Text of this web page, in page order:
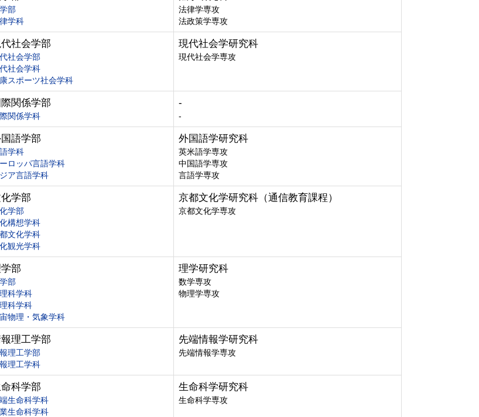
部
学科
法律学専攻
法政策学専攻
社会学部
社会学部
社会学科
スポーツ社会学科
現代社会学研究科
現代社会学専攻
際関係学部
関係学科
-
-
語学部
学科
ロッパ言語学科
ア言語学科
外国語学研究科
英米語学専攻
中国語学専攻
言語学専攻
学部
学部
構想学科
文化学科
観光学科
京都文化学研究科（通信教育課程）
京都文化学専攻
部
部
科学科
科学科
物理・気象学科
理学研究科
数学専攻
物理学専攻
理工学部
理工学部
理工学科
先端情報学研究科
先端情報学専攻
科学部
生命科学科
生命科学科
生命科学研究科
生命科学専攻